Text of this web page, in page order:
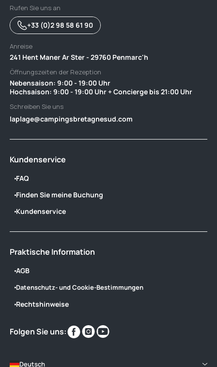
Rufen Sie uns an
+33 (0)2 98 58 61 90
Anreise
241 Hent Maner Ar Ster - 29760 Penmarc'h
Öffnungszeiten der Rezeption
Nebensaison: 9:00 - 19:00 Uhr ‎ ‎ ‎ ‎ ‎ ‎ ‎ ‎ ‎ ‎ ‎ ‎ ‎ ‎ ‎ ‎ ‎ ‎ ‎ ‎ ‎ ‎ ‎ ‎ ‎ ‎ ‎ ‎ ‎ ‎ ‎ ‎ ‎ ‎ ‎ ‎ ‎ ‎‎ ‎ ‎ ‎ ‎ ‎ ‎ ‎ ‎ ‎ ‎ ‎ ‎ ‎ ‎ ‎ ‎ ‎
Hochsaison: 9:00 - 19:00 Uhr + Concierge bis 21:00 Uhr
Schreiben Sie uns
laplage@campingsbretagnesud.com
Kundenservice
FAQ
Finden Sie meine Buchung
Kundenservice
Praktische Information
AGB
Datenschutz- und Cookie-Bestimmungen
Rechtshinweise
Folgen Sie uns:
Finden
Sie
Finden
Sie
Deutsch